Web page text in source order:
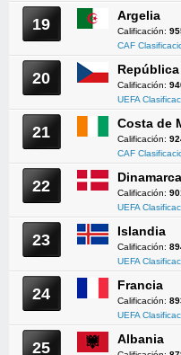
19 Argelia
Calificación:
CAF
20 Calificación:
UEFA
21 Costa de
Calificación:
CAF
22 Dinamarca
Calificación:
UEFA
23 Islandia
Calificación:
UEFA
24 Francia
Calificación:
UEFA
25 Albania